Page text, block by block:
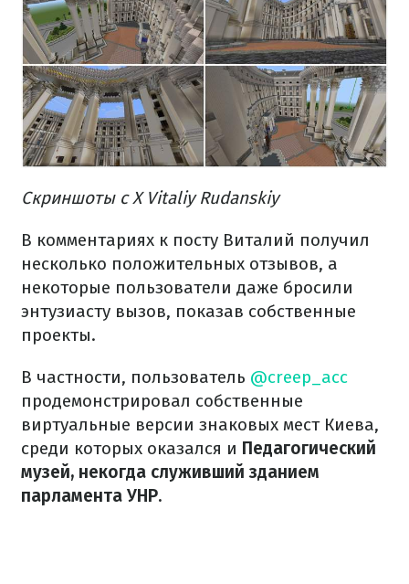
Скриншоты с X Vitaliy Rudanskiy
В комментариях к посту Виталий получил
несколько положительных отзывов, а
некоторые пользователи даже бросили
энтузиасту вызов, показав собственные
проекты.
В частности, пользователь @creep_acc
продемонстрировал собственные
виртуальные версии знаковых мест Киева,
среди которых оказался и Педагогический
музей, некогда служивший зданием
парламента УНР.